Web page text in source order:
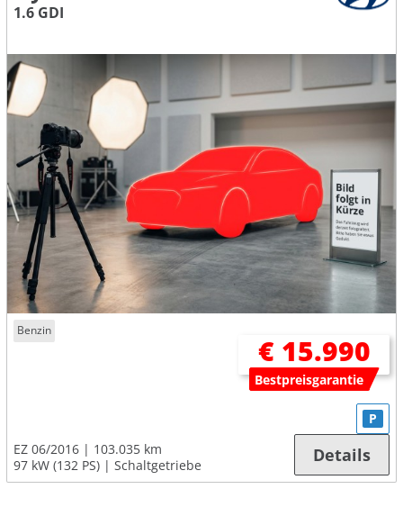
1.6 GDI
Benzin
€ 15.990
Bestpreisgarantie
EZ 06/2016
103.035 km
97 kW (132 PS)
Schaltgetriebe
P
Details